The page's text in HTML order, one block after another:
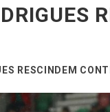
RESCINDEM